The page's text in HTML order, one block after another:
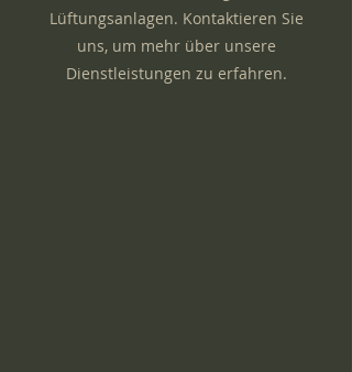
Lüftungsanlagen. Kontaktieren Sie
uns, um mehr über unsere
Dienstleistungen zu erfahren.